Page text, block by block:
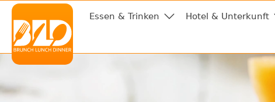
Essen & Trinken Hotel & Unterkunft